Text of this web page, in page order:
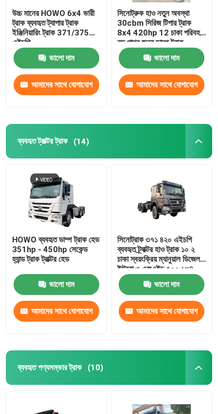
ফ্ল্যাটবেড সেমি ট্রেলার
ক্যারাভান ট্রেলার
স্কেলেট কনটেইনার সেমি ট্রেলার
ব্যবহৃত কংক্রিট মিক্সার ট্রাক
ব্যবহৃত ফর্কলিফ্ট
উচ্চ মানের HOWO 6x4 ভারী
ট্রাক ব্যবহৃত ট্যাপার ট্রাক
ইঞ্জিনিয়ারিং ট্রাক 371/375
এইচপি
ভালো দাম
আমাদের সাথে যোগাযোগ
সিনোট্রুক হাও নতুন অবস্থা
30cbm সিরিজ টিপার ট্রাক
8x4 420hp 12 চাকা পরিবহন
বড় পাথর জন্য ডাম্প ট্রাক
ভালো দাম
আমাদের সাথে যোগাযোগ
ব্যবহৃত ট্রাক্টর ট্রাক (14)
HOWO ব্যবহৃত ডাম্প ট্রাক হেড
351hp - 450hp সেকেন্ড
হ্যান্ড ট্রাক ট্রাক্টর হেড
ভালো দাম
আমাদের সাথে যোগাযোগ
সিনোট্রাক ৩৭১ ৪২০ এইচপি
ব্যবহৃত ট্র্যাক্টর হাও ট্রাক ১০ ২
চাকা স্বয়ংক্রিয় ম্যানুয়াল ডিজেল
ইউরো ৩ এফএইচ ৫০০ ৬x৪
ড্রাইভ সহ
ভালো দাম
আমাদের সাথে যোগাযোগ
ব্যবহৃত পণ্যসম্ভার ট্রাক (10)